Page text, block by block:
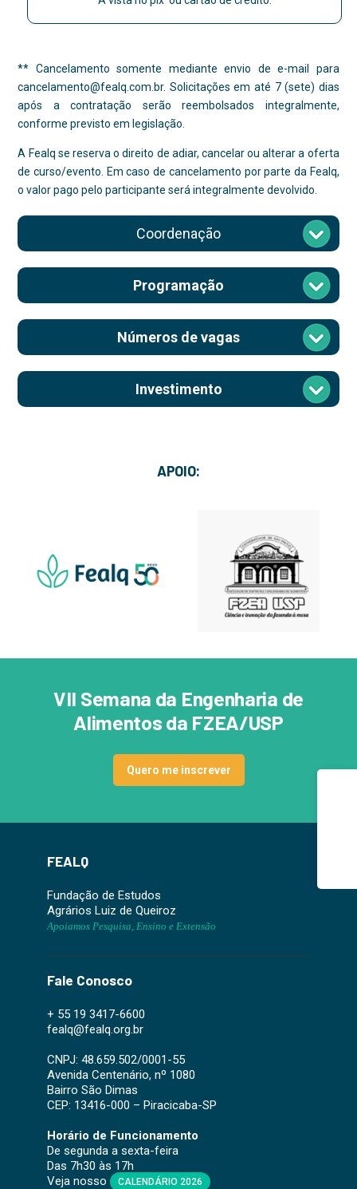
** Cancelamento somente mediante envio de e-mail para
cancelamento@fealq.com.br. Solicitações em até 7 (sete) dias
após a contratação serão reembolsados integralmente,
conforme previsto em legislação.
A Fealq se reserva o direito de adiar, cancelar ou alterar a oferta
de curso/evento. Em caso de cancelamento por parte da Fealq,
o valor pago pelo participante será integralmente devolvido.
Coordenação
Programação
Números de vagas
Investimento
APOIO:
VII Semana da Engenharia de
Alimentos da FZEA/USP
Quero me inscrever
FEALQ
Fundação de Estudos
Agrários Luiz de Queiroz
Apoiamos Pesquisa, Ensino e Extensão
Fale Conosco
+ 55 19 3417-6600
fealq@fealq.org.br
CNPJ: 48.659.502/0001-55
Avenida Centenário, nº 1080
Bairro São Dimas
CEP: 13416-000 – Piracicaba-SP
Horário de Funcionamento
De segunda a sexta-feira
Das 7h30 às 17h
Veja nosso
CALENDÁRIO 2026